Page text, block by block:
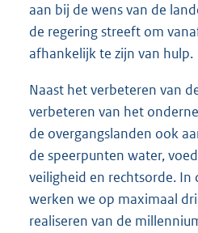
aan bij de wens van de
de regering streeft om
afhankelijk te zijn van hulp.
Naast het verbeteren van
verbeteren van het
de overgangslanden ook
de speerpunten water,
veiligheid en rechtsorde. In
werken we op maximaal
realiseren van de